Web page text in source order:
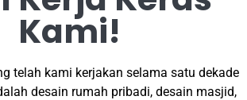
Kami!
telah kami kerjakan selama satu dekade
desain rumah pribadi, desain masjid,